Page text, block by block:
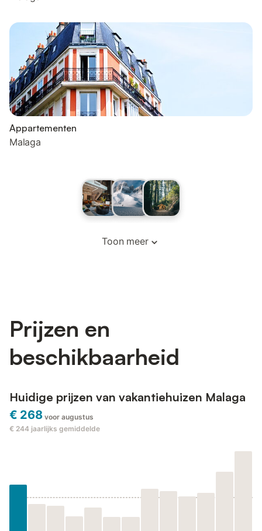
Appartementen
Malaga
Toon meer
Prijzen en
beschikbaarheid
Huidige prijzen van vakantiehuizen Malaga
€ 268 voor augustus
€ 244 jaarlijks gemiddelde